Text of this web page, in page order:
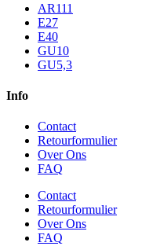
AR111
E27
E40
GU10
GU5,3
Info
Contact
Retourformulier
Over Ons
FAQ
Contact
Retourformulier
Over Ons
FAQ